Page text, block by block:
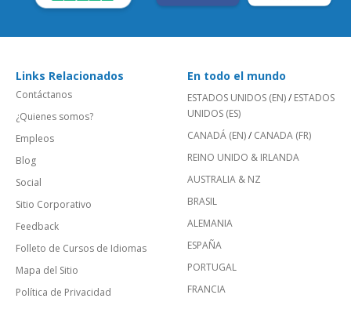
Links Relacionados
Contáctanos
¿Quienes somos?
Empleos
Blog
Social
Sitio Corporativo
Feedback
Folleto de Cursos de Idiomas
Mapa del Sitio
Política de Privacidad
En todo el mundo
ESTADOS UNIDOS (EN)/ ESTADOS
UNIDOS (ES)
CANADÁ (EN)/ CANADA (FR)
REINO UNIDO & IRLANDA
AUSTRALIA & NZ
BRASIL
ALEMANIA
ESPAÑA
PORTUGAL
FRANCIA